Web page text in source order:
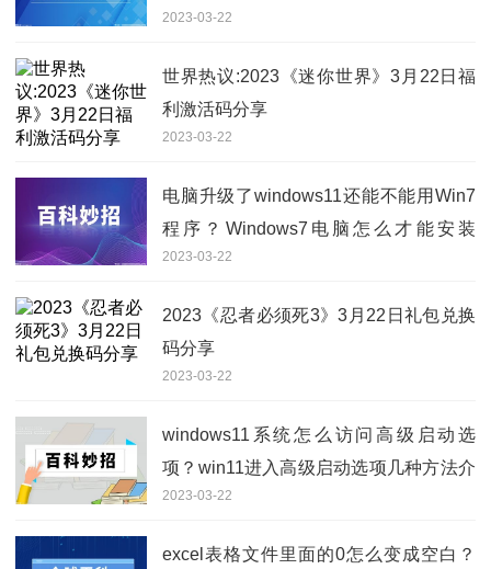
步骤
2023-03-22
世界热议:2023《迷你世界》3月22日福
利激活码分享
2023-03-22
电脑升级了windows11还能不能用Win7
程序？Windows7电脑怎么才能安装
win11系统？
2023-03-22
2023《忍者必须死3》3月22日礼包兑换
码分享
2023-03-22
windows11系统怎么访问高级启动选
项？win11进入高级启动选项几种方法介
绍
2023-03-22
excel表格文件里面的0怎么变成空白？